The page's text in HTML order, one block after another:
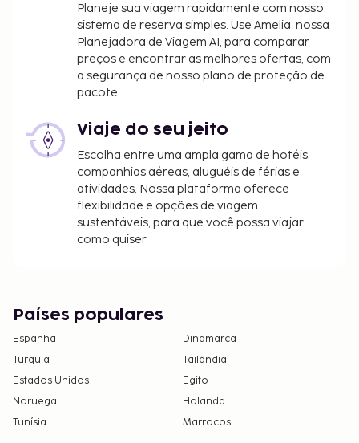
suas manhãs da melhor forma com um pequeno-
almoço buffet grátis, servido diariamente entre as
7:30 e as 9:00. A classificação do alojamento,
fornecida pelo nosso sistema de classificação, tem
por base o tipo de alojamento, as comodidades e
Taxa de transporte de/para o aeroporto: 800
CNY por veículo (só ida, ocupação máxima de 7)
Cama desdobrável: 300 CNY por noite
Os pagamentos efetuados com cartão de
crédito estão sujeitos a uma sobretaxa de 2.5%.
Terá de efetuar uma reserva se quiser desfrutar
de massagens ou aceder a tratamentos de spa.
As reservas poderão ser efetuadas
contactando Este hotel antes da chegada,
utilizando as informações que constam na sua
confirmação de reserva.
Planeje sua viagem rapidamente com nosso
sistema de reserva simples. Use Amelia, nossa
Planejadora de Viagem AI, para comparar
preços e encontrar as melhores ofertas, com
a segurança de nosso plano de proteção de
pacote.
Viaje do seu jeito
Escolha entre uma ampla gama de hotéis,
companhias aéreas, aluguéis de férias e
atividades. Nossa plataforma oferece
flexibilidade e opções de viagem
sustentáveis, para que você possa viajar
como quiser.
Países populares
Espanha
Dinamarca
Turquia
Tailândia
Estados Unidos
Egito
Noruega
Holanda
Tunísia
Marrocos